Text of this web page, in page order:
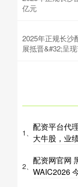
亿元
2025年正规长沙
展抵晋&#32;呈
1、
配资平台代
大牛股，业
2、
配资网官网
WAIC2026